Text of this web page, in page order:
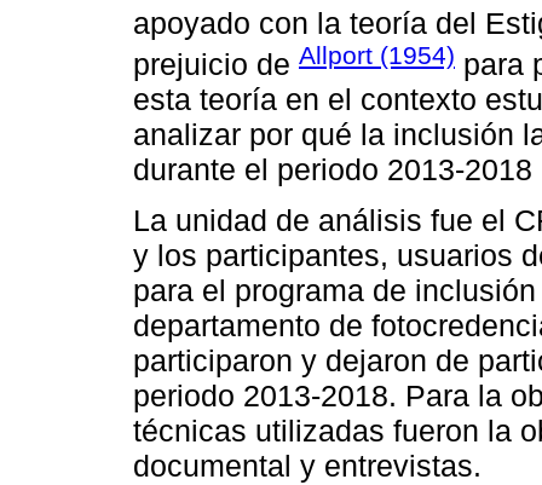
apoyado con la teoría del
prejuicio de Allport (1954) para
esta teoría en el contexto
analizar por qué la inclusión
durante el periodo 2013-
La unidad de análisis fue el
y los participantes, usuarios
para el programa de
departamento de
participaron y dejaron de
periodo 2013-2018. Para la
técnicas utilizadas fueron la
documental y entrevistas.